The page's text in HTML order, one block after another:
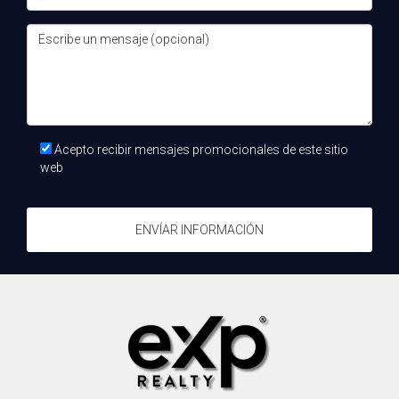
Preguntas frecuentes
¿Qué es la sostenibilidad en bienes raíces?
se maximice el uso eficiente de los recursos. Esto incluye
la gestión de residuos.
¿Cuáles son algunos ejemplos de prácticas
paneles solares, sistemas de recolección de agua de lluvia,
materiales reciclados y técnicas de construcción que
reducen el consumo de energía a largo plazo.
Acepto recibir mensajes promocionales de este sitio
web
ENVÍAR INFORMACIÓN